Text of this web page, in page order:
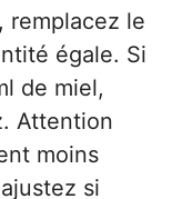
, remplacez le
égale. Si
de miel,
Attention
moins
si